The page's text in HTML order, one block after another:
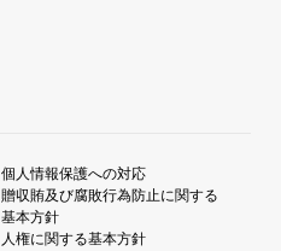
個人情報保護への対応
贈収賄及び腐敗行為防止に関する
基本方針
人権に関する基本方針